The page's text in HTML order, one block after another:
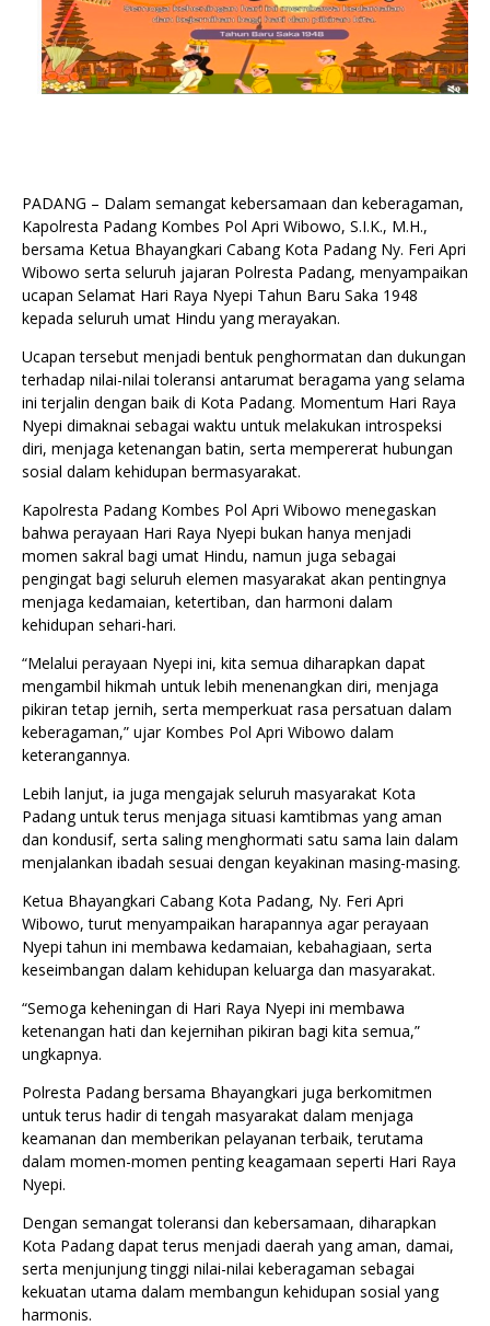
PADANG – Dalam semangat kebersamaan dan keberagaman,
Kapolresta Padang Kombes Pol Apri Wibowo, S.I.K., M.H.,
bersama Ketua Bhayangkari Cabang Kota Padang Ny. Feri Apri
Wibowo serta seluruh jajaran Polresta Padang, menyampaikan
ucapan Selamat Hari Raya Nyepi Tahun Baru Saka 1948
kepada seluruh umat Hindu yang merayakan.
Ucapan tersebut menjadi bentuk penghormatan dan dukungan
terhadap nilai-nilai toleransi antarumat beragama yang selama
ini terjalin dengan baik di Kota Padang. Momentum Hari Raya
Nyepi dimaknai sebagai waktu untuk melakukan introspeksi
diri, menjaga ketenangan batin, serta mempererat hubungan
sosial dalam kehidupan bermasyarakat.
Kapolresta Padang Kombes Pol Apri Wibowo menegaskan
bahwa perayaan Hari Raya Nyepi bukan hanya menjadi
momen sakral bagi umat Hindu, namun juga sebagai
pengingat bagi seluruh elemen masyarakat akan pentingnya
menjaga kedamaian, ketertiban, dan harmoni dalam
kehidupan sehari-hari.
“Melalui perayaan Nyepi ini, kita semua diharapkan dapat
mengambil hikmah untuk lebih menenangkan diri, menjaga
pikiran tetap jernih, serta memperkuat rasa persatuan dalam
keberagaman,” ujar Kombes Pol Apri Wibowo dalam
keterangannya.
Lebih lanjut, ia juga mengajak seluruh masyarakat Kota
Padang untuk terus menjaga situasi kamtibmas yang aman
dan kondusif, serta saling menghormati satu sama lain dalam
menjalankan ibadah sesuai dengan keyakinan masing-masing.
Ketua Bhayangkari Cabang Kota Padang, Ny. Feri Apri
Wibowo, turut menyampaikan harapannya agar perayaan
Nyepi tahun ini membawa kedamaian, kebahagiaan, serta
keseimbangan dalam kehidupan keluarga dan masyarakat.
“Semoga keheningan di Hari Raya Nyepi ini membawa
ketenangan hati dan kejernihan pikiran bagi kita semua,”
ungkapnya.
Polresta Padang bersama Bhayangkari juga berkomitmen
untuk terus hadir di tengah masyarakat dalam menjaga
keamanan dan memberikan pelayanan terbaik, terutama
dalam momen-momen penting keagamaan seperti Hari Raya
Nyepi.
Dengan semangat toleransi dan kebersamaan, diharapkan
Kota Padang dapat terus menjadi daerah yang aman, damai,
serta menjunjung tinggi nilai-nilai keberagaman sebagai
kekuatan utama dalam membangun kehidupan sosial yang
harmonis.